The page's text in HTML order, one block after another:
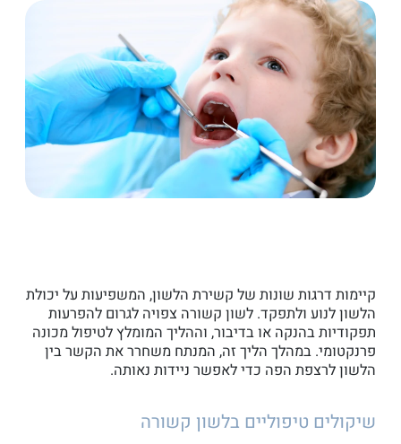
קיימות דרגות שונות של קשירת הלשון, המשפיעות על יכולת
הלשון לנוע ולתפקד. לשון קשורה צפויה לגרום להפרעות
תפקודיות בהנקה או בדיבור, וההליך המומלץ לטיפול מכונה
פרנקטומי. במהלך הליך זה, המנתח משחרר את הקשר בין
הלשון לרצפת הפה כדי לאפשר ניידות נאותה.
שיקולים טיפוליים בלשון קשורה